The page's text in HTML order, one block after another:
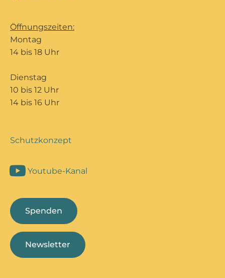
Öffnungszeiten:
Montag
14 bis 18 Uhr
Dienstag
10 bis 12 Uhr
14 bis 16 Uhr
Schutzkonzept
Youtube-Kanal
Spenden
Newsletter